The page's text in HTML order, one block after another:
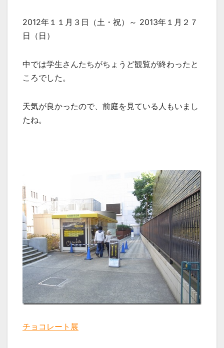
2012年１１月３日（土・祝）～ 2013年１月２７
日（日）
中では学生さんたちがちょうど観覧が終わったと
ころでした。
天気が良かったので、前庭を見ている人もいまし
たね。
チョコレート展